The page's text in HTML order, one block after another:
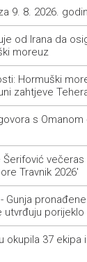
9. 8. 2026.
od Irana da
moreuz
Hormuški
zahtjeve
s Omanom
večeras
Travnik 2026'
Gunja
porijeklo
okupila 37 ekipa